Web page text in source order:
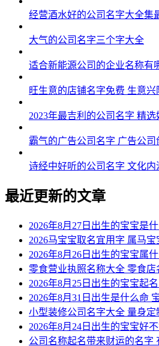
51、奇俪、菱珍、汐妤、柯俊、海晓
52、媱楚、朵娇、依如、逸进、磊健
53、影诗、影淇、冰绿、毅易、寅灏
54、楚云、洛慕、虹缘、帆桦、琛勤
55、雯琦、桂雅、诗甜、聪曜、寅博
56、筱雅、静恩、水儿、枝程、新旭
57、语甜、茹绮、璐俪、海源、雄宇
59、滢洁、亦姗、昕映、宇旭、尚锦
60、冉琦、冬婉、恬芙、瀚林、林宸
61、佳采、姿唯、俪梦、朗桦、泽弘
62、絮馨、滢清、菱欣、信正、石彦
63、影馨、睿薇、颖嫣、旭宇、柯伦
64、艺珺、悦映、瑶乐、译炎、奥辉
65、榆如、傲影、悦娜、景昊、远翰
经营酒水好的公司名字大全集
大气的公司名字三个字大全
适合新能源公司的企业名称有
旺生意的店铺名字免费 生意
2023年最吉利的公司名字 精选
霸气的广告公司名字 广告公
诗经中好听的公司名字 文化内
最近更新的文章
2026年8月27日出生的宝宝是
2026马宝宝取名宜用字 属马
2026年8月26日出生的宝宝属
零食营业执照名称大全 零食店
2026年8月25日出生的宝宝起
2026年8月31日出生是什么命
小型装修公司名字大全 量身
2026年8月24日出生的宝宝好
公司名称起名带来财运的名字